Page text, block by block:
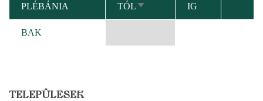
PLÉBÁNIA TÓLNÖVEKVŐ
RENDEZÉS
IG
BAK
TELEPÜLÉSEK